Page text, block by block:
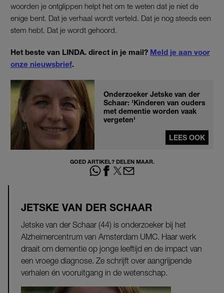
woorden je ontglippen helpt het om te weten dat je niet de
enige bent. Dat je verhaal wordt verteld. Dat je nog steeds een
stem hebt. Dat je wordt gehoord.
Het beste van LINDA. direct in je mail? Meld je aan voor
onze nieuwsbrief.
Onderzoeker Jetske van der
Schaar: 'Kinderen van ouders
met dementie worden vaak
vergeten'
LEES OOK
GOED ARTIKEL? DELEN MAAR.
JETSKE VAN DER SCHAAR
Jetske van der Schaar (44) is onderzoeker bij het
Alzheimercentrum van Amsterdam UMC. Haar werk
draait om dementie op jonge leeftijd en de impact van
een vroege diagnose. Ze schrijft over aangrijpende
verhalen én vooruitgang in de wetenschap.